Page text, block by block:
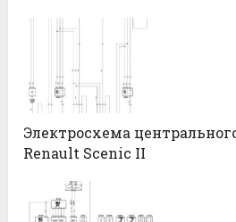
Электросхема
Renault Scenic II